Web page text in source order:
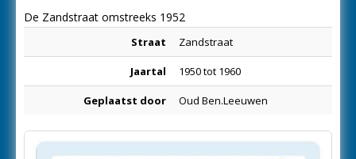
De Zandstraat omstreeks 1952
Straat Zandstraat
Jaartal 1950 tot 1960
Geplaatst door Oud Ben.Leeuwen